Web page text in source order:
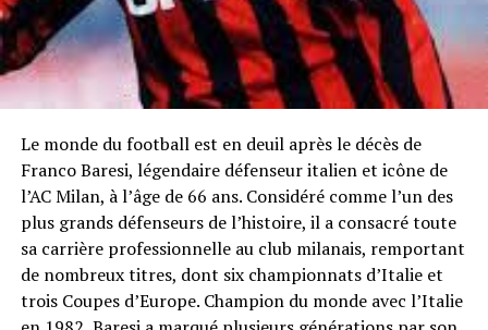
Le monde du football est en deuil après le décès de
Franco Baresi, légendaire défenseur italien et icône de
l’AC Milan, à l’âge de 66 ans. Considéré comme l’un des
plus grands défenseurs de l’histoire, il a consacré toute
sa carrière professionnelle au club milanais, remportant
de nombreux titres, dont six championnats d’Italie et
trois Coupes d’Europe. Champion du monde avec l’Italie